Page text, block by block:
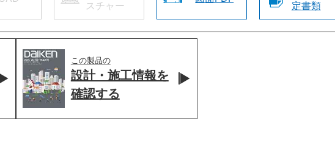
スチャー
定書類
この製品の
設計・施工情報を
確認する